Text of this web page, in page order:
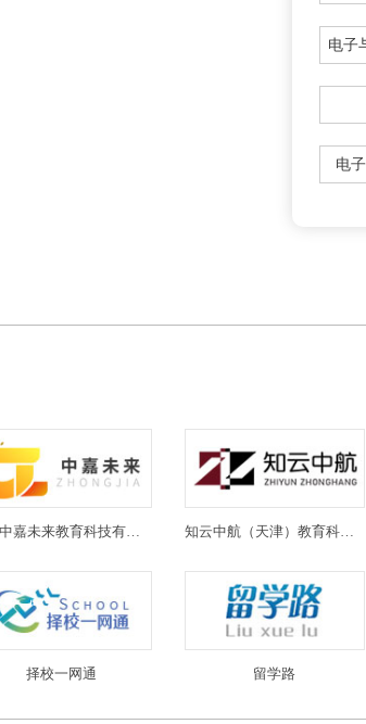
电子
电
北京中嘉未来教育科技有限公司 知云中航（天津）教育科技有限公司
择校一网通 留学路